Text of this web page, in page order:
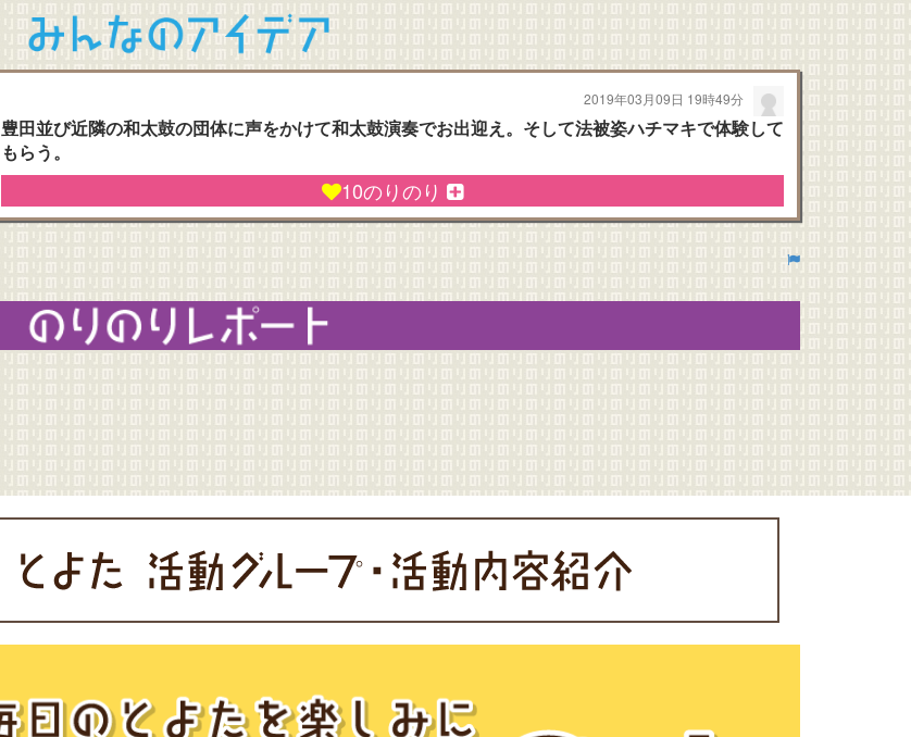
みんなのアイデア
2019年03月09日 19時49分
豊田並び近隣の和太鼓の団体に声をかけて和太鼓演奏でお出迎え。そして法被姿ハチマキで体験して
もらう。
10のりのり
のりのりレポート